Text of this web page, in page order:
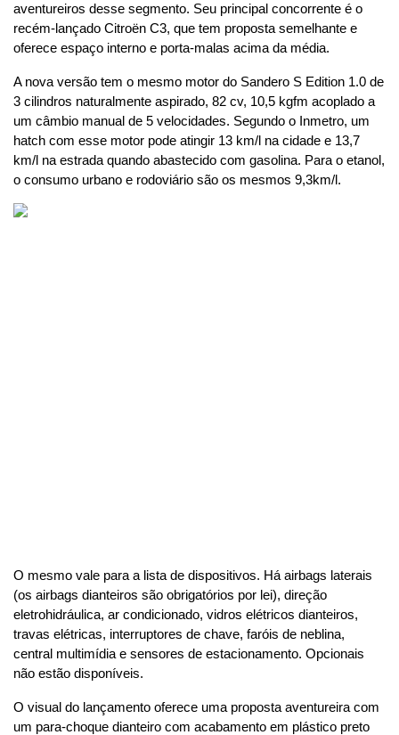
aventureiros desse segmento. Seu principal concorrente é o
recém-lançado Citroën C3, que tem proposta semelhante e
oferece espaço interno e porta-malas acima da média.
A nova versão tem o mesmo motor do Sandero S Edition 1.0 de
3 cilindros naturalmente aspirado, 82 cv, 10,5 kgfm acoplado a
um câmbio manual de 5 velocidades. Segundo o Inmetro, um
hatch com esse motor pode atingir 13 km/l na cidade e 13,7
km/l na estrada quando abastecido com gasolina. Para o etanol,
o consumo urbano e rodoviário são os mesmos 9,3km/l.
O mesmo vale para a lista de dispositivos. Há airbags laterais
(os airbags dianteiros são obrigatórios por lei), direção
eletrohidráulica, ar condicionado, vidros elétricos dianteiros,
travas elétricas, interruptores de chave, faróis de neblina,
central multimídia e sensores de estacionamento. Opcionais
não estão disponíveis.
O visual do lançamento oferece uma proposta aventureira com
um para-choque dianteiro com acabamento em plástico preto